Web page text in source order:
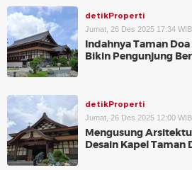
detikProperti
Jumat, 26 Des 2025 17:34 WIB
Indahnya Taman
Bikin Pengunjung
detikProperti
Jumat, 26 Des 2025 12:00 WIB
Mengusung
Desain Kapel Taman